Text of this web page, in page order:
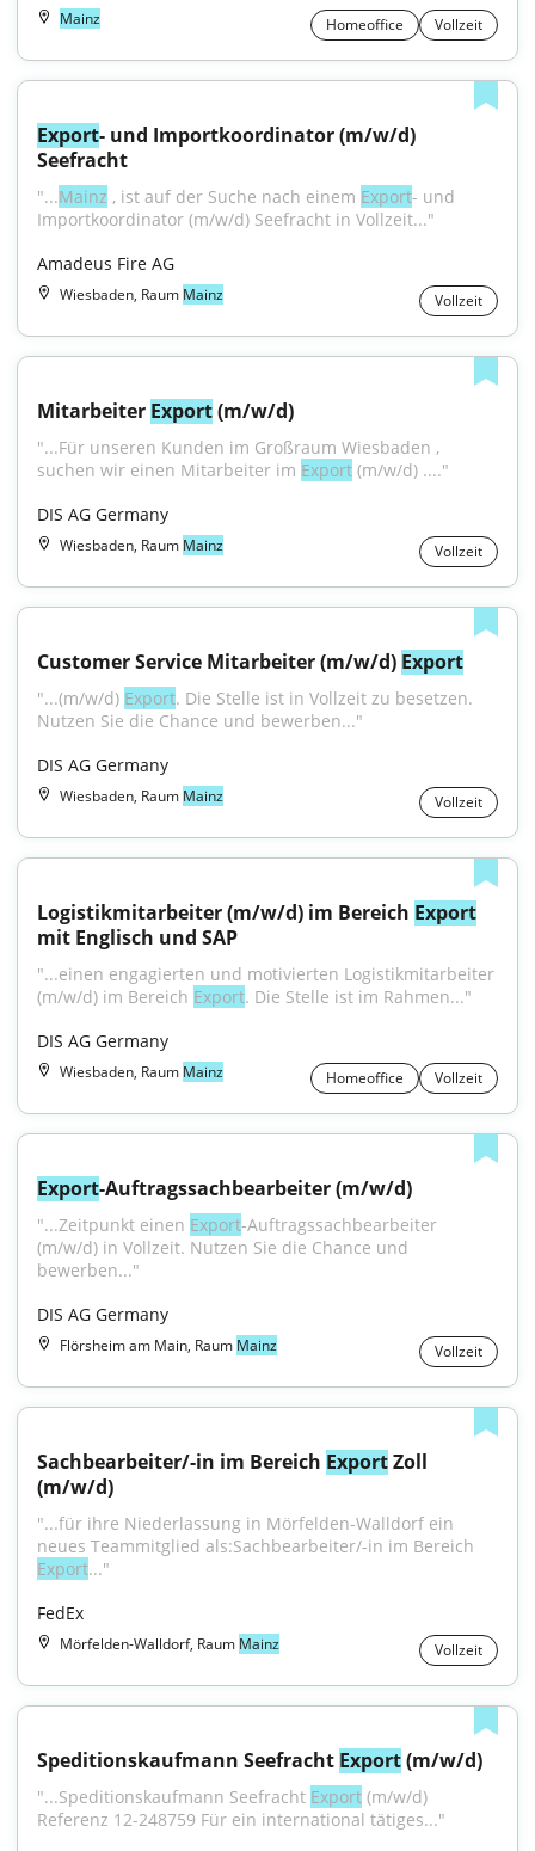
Mainz Homeoffice Vollzeit
Export- und Importkoordinator (m/w/d)
Seefracht
"...Mainz , ist auf der Suche nach einem Export- und
Importkoordinator (m/w/d) Seefracht in Vollzeit..."
Amadeus Fire AG
Wiesbaden, Raum Mainz Vollzeit
Mitarbeiter Export (m/w/d)
"...Für unseren Kunden im Großraum Wiesbaden ,
suchen wir einen Mitarbeiter im Export (m/w/d) ...."
DIS AG Germany
Wiesbaden, Raum Mainz Vollzeit
Customer Service Mitarbeiter (m/w/d) Export
"...(m/w/d) Export. Die Stelle ist in Vollzeit zu besetzen.
Nutzen Sie die Chance und bewerben..."
DIS AG Germany
Wiesbaden, Raum Mainz Vollzeit
Logistikmitarbeiter (m/w/d) im Bereich Export
mit Englisch und SAP
"...einen engagierten und motivierten Logistikmitarbeiter
(m/w/d) im Bereich Export. Die Stelle ist im Rahmen..."
DIS AG Germany
Wiesbaden, Raum Mainz Homeoffice Vollzeit
Export-Auftragssachbearbeiter (m/w/d)
"...Zeitpunkt einen Export-Auftragssachbearbeiter
(m/w/d) in Vollzeit. Nutzen Sie die Chance und
bewerben..."
DIS AG Germany
Flörsheim am Main, Raum Mainz Vollzeit
Sachbearbeiter/-in im Bereich Export Zoll
(m/w/d)
"...für ihre Niederlassung in Mörfelden-Walldorf ein
Export..."
FedEx
Mörfelden-Walldorf, Raum Mainz Vollzeit
Speditionskaufmann Seefracht Export (m/w/d)
"...Speditionskaufmann Seefracht Export (m/w/d)
Referenz 12-248759 Für ein international tätiges..."